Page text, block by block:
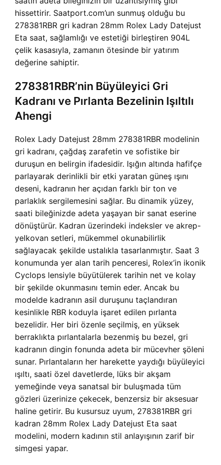
hissettirir. Saatport.com’un sunmuş olduğu bu
278381RBR gri kadran 28mm Rolex Lady Datejust
Eta saat, sağlamlığı ve estetiği birleştiren 904L
çelik kasasıyla, zamanın ötesinde bir yatırım
değerine sahiptir.
278381RBR’nin Büyüleyici Gri
Kadranı ve Pırlanta Bezelinin Işıltılı
Ahengi
Rolex Lady Datejust 28mm 278381RBR modelinin
gri kadranı, çağdaş zarafetin ve sofistike bir
duruşun en belirgin ifadesidir. Işığın altında hafifçe
parlayarak derinlikli bir etki yaratan güneş ışını
deseni, kadranın her açıdan farklı bir ton ve
parlaklık sergilemesini sağlar. Bu dinamik yüzey,
saati bileğinizde adeta yaşayan bir sanat eserine
dönüştürür. Kadran üzerindeki indeksler ve akrep-
yelkovan setleri, mükemmel okunabilirlik
sağlayacak şekilde ustalıkla tasarlanmıştır. Saat 3
konumunda yer alan tarih penceresi, Rolex’in ikonik
Cyclops lensiyle büyütülerek tarihin net ve kolay
bir şekilde okunmasını temin eder. Ancak bu
modelde kadranın asil duruşunu taçlandıran
kesinlikle RBR koduyla işaret edilen pırlanta
bezelidir. Her biri özenle seçilmiş, en yüksek
berraklıkta pırlantalarla bezenmiş bu bezel, gri
kadranın dingin fonunda adeta bir mücevher şöleni
sunar. Pırlantaların her harekette yaydığı büyüleyici
ışıltı, saati özel davetlerde, lüks bir akşam
yemeğinde veya sanatsal bir buluşmada tüm
gözleri üzerinize çekecek, benzersiz bir aksesuar
haline getirir. Bu kusursuz uyum, 278381RBR gri
kadran 28mm Rolex Lady Datejust Eta saat
modelini, modern kadının stil anlayışının zarif bir
simgesi yapar.